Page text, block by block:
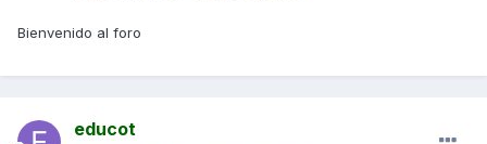
Bienvenido al foro
educot